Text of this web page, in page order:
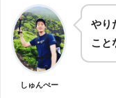
しゅんぺー
やり
こと